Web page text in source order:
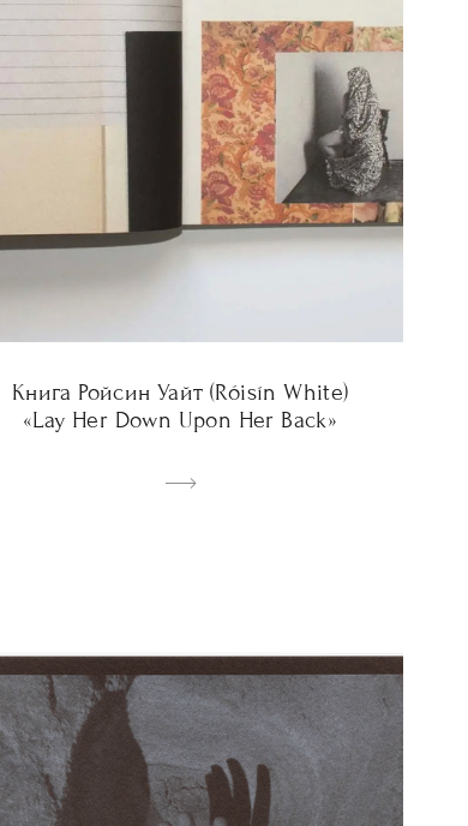
Книга Ройсин Уайт (Róisín White)
«Lay Her Down Upon Her Back»